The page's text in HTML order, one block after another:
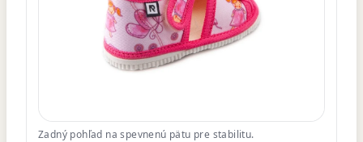
Zadný pohľad na spevnenú pätu pre stabilitu.